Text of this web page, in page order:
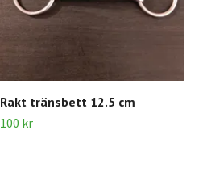
Rakt tränsbett 12.5 cm
100 kr